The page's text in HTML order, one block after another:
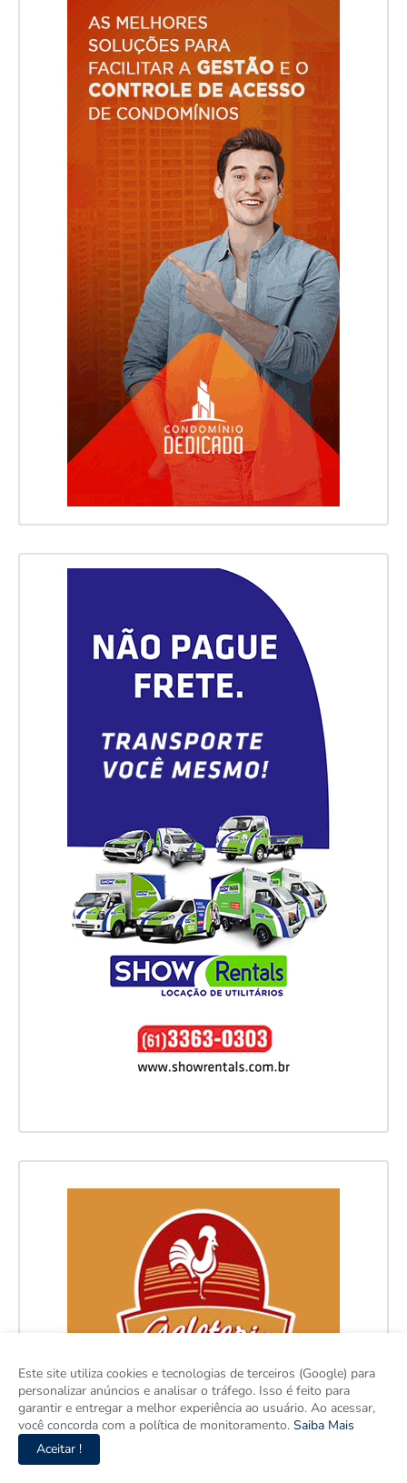
Este site utiliza cookies e tecnologias de terceiros (Google) para
personalizar anúncios e analisar o tráfego. Isso é feito para
garantir e entregar a melhor experiência ao usuário. Ao acessar,
você concorda com a política de monitoramento. Saiba Mais
Aceitar !